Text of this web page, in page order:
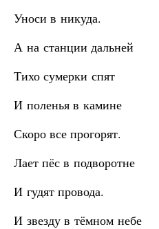
Уноси в никуда.
А на станции дальней
Тихо сумерки спят
И поленья в камине
Скоро все прогорят.
Лает пёс в подворотне
И гудят провода.
И звезду в тёмном небе